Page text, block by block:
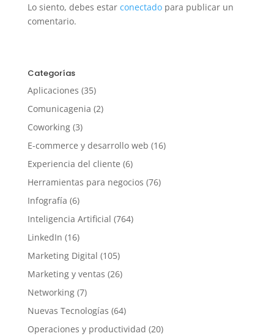
Lo siento, debes estar conectadopara publicar un
comentario.
Categorías
Aplicaciones (35)
Comunicagenia (2)
Coworking(3)
E-commerce y desarrollo web (16)
Experiencia del cliente (6)
Herramientas para negocios (76)
Infografía (6)
Inteligencia Artificial (764)
LinkedIn (16)
Marketing Digital (105)
Marketing y ventas (26)
Networking(7)
Nuevas Tecnologías (64)
Operaciones y productividad (20)